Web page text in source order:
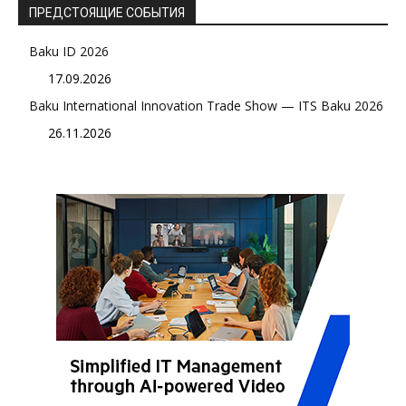
ПРЕДСТОЯЩИЕ СОБЫТИЯ
Baku ID 2026
17.09.2026
Baku International Innovation Trade Show — ITS Baku 2026
26.11.2026